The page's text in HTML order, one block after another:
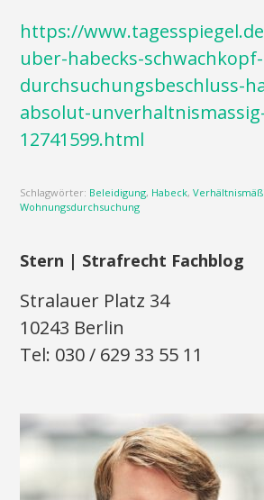
https://
uber-habecks-
durchsuchungsbeschluss-
absolut-
12741599.html
Schlagwörter: Beleidigung, Habeck,
Wohnungsdurchsuchung
Stern | Strafrecht Fachblog
Stralauer Platz 34
10243 Berlin
Tel: 030 / 629 33 55 11